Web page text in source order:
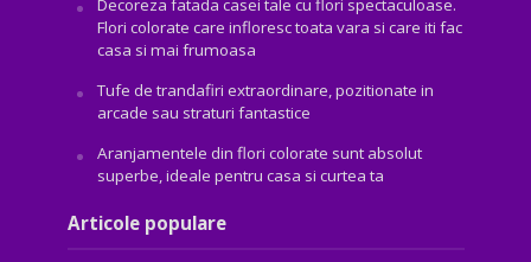
Decoreza fatada casei tale cu flori spectaculoase.
Flori colorate care infloresc toata vara si care iti fac
casa si mai frumoasa
Tufe de trandafiri extraordinare, pozitionate in
arcade sau straturi fantastice
Aranjamentele din flori colorate sunt absolut
superbe, ideale pentru casa si curtea ta
Articole populare